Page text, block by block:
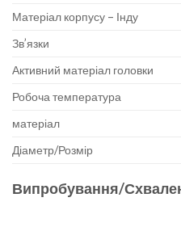
Матеріал корпусу – Інду
Зв’язки
Активний матеріал головки
Робоча температура
матеріал
Діаметр/Розмір
Випробування/